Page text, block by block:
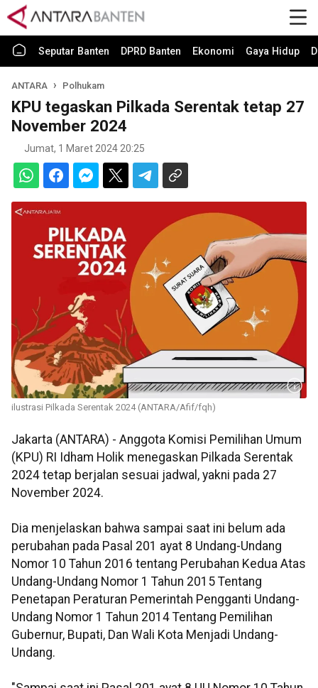
Seputar Banten DPRD Banten Ekonomi Gaya Hidup
ANTARA Polhukam
KPU tegaskan Pilkada Serentak tetap 27
November 2024
Jumat, 1 Maret 2024 20:25
ilustrasi Pilkada Serentak 2024 (ANTARA/Afif/fqh)
Jakarta (ANTARA) - Anggota Komisi Pemilihan Umum
(KPU) RI Idham Holik menegaskan Pilkada Serentak
2024 tetap berjalan sesuai jadwal, yakni pada 27
November 2024.
Dia menjelaskan bahwa sampai saat ini belum ada
perubahan pada Pasal 201 ayat 8 Undang-Undang
Nomor 10 Tahun 2016 tentang Perubahan Kedua Atas
Undang-Undang Nomor 1 Tahun 2015 Tentang
Penetapan Peraturan Pemerintah Pengganti Undang-
Undang Nomor 1 Tahun 2014 Tentang Pemilihan
Gubernur, Bupati, Dan Wali Kota Menjadi Undang-
Undang.